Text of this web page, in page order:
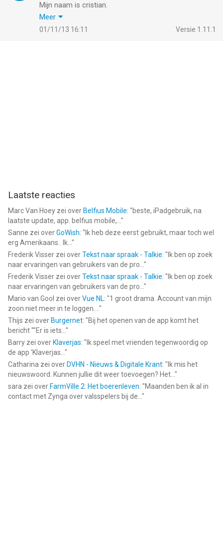
Mijn naam is cristian.
Mijn vraag is of jullie ook een keer, een 2de versie
maken?
Meer
Versie 1.11.1
01/11/13 16:11
Laatste reacties
Marc Van Hoey zei over Belfius Mobile: "beste, iPadgebruik, na
laatste update, app. belfius mobile,... "
Sanne zei overGoWish: " Ik heb deze eerst gebruikt, maar toch wel
erg Amerikaans.. Ik... "
Frederik Visser zei overTekst naar spraak - Talkie: " Ik ben op zoek
naar ervaringen van gebruikers van de pro... "
Frederik Visser zei overTekst naar spraak - Talkie: " Ik ben op zoek
naar ervaringen van gebruikers van de pro... "
Mario van Gool zei overVue NL: "1 groot drama. Account van mijn
zoon niet meer in te loggen.... "
Thijs zei over Burgernet: "Bij het openen van de app komt het
bericht ""Er is iets... "
Barry zei over Klaverjas: " Ik speel met vrienden tegenwoordig op
de app ‘Klaverjas... "
Catharina zei over DVHN - Nieuws & Digitale Krant: " Ik mis het
nieuwswoord. Kunnen jullie dit weer toevoegen? Het... "
sara zei over FarmVille 2: Het boerenleven: "Maanden ben ik al in
contact met Zynga over valsspelers bij de... "